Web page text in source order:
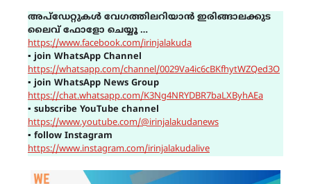
അപ്ഡേറ്റുകൾ വേഗത്തിലറിയാൻ ഇരിങ്ങാലക്കുട
ലൈവ് ഫോളോ ചെയ്യൂ …
https://www.facebook.com/irinjalakuda
▪ join WhatsApp Channel
https://whatsapp.com/channel/0029Va4ic6cBKfhytWZQed3O
▪ join WhatsApp News Group
https://chat.whatsapp.com/K3Ng4NRYDBR7baLXByhAEa
▪ subscribe YouTube channel
https://www.youtube.com/@irinjalakudanews
▪ follow Instagram
https://www.instagram.com/irinjalakudalive